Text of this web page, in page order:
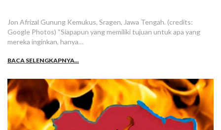
Jon Afrizal Gunung Kemukus, Sragen, Jawa Tengah. (credits:
Google Photos) “Siapapun yang memiliki tujuan untuk apa yang
mereka inginkan, hanya…
BACA SELENGKAPNYA...